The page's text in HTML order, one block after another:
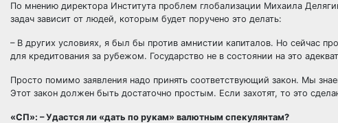
По мнению директора Института проблем глобализации Михаила
задач зависит от людей, которым будет поручено это делать:
– В других условиях, я был бы против амнистии капиталов. Но сейчас
для кредитования за рубежом. Государство не в состоянии на это
Просто помимо заявления надо принять соответствующий закон. Мы
Этот закон должен быть достаточно простым. Если захотят, то это
«СП»: – Удастся ли «дать по рукам» валютным спекулянтам?